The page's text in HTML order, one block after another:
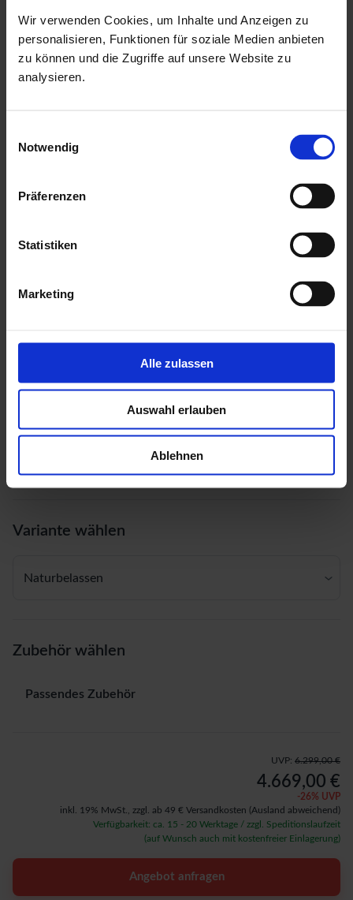
Wir verwenden Cookies, um Inhalte und Anzeigen zu
personalisieren, Funktionen für soziale Medien anbieten
zu können und die Zugriffe auf unsere Website zu
analysieren.
Notwendig
Präferenzen
Statistiken
Marketing
Alle zulassen
Auswahl erlauben
Ablehnen
Durchgangsmaße: ca. 88 x 187 cm
3 Schiebeflügeln
Mehr zu HGM Gartenhäuser
Variante wählen
Naturbelassen
Zubehör wählen
Passendes Zubehör
UVP: 6.299,00 €
4.669,00 €
-26% UVP
inkl. 19% MwSt., zzgl. ab 49 € Versandkosten (Ausland abweichend)
Verfügbarkeit: ca. 15 - 20 Werktage / zzgl. Speditionslaufzeit
(auf Wunsch auch mit kostenfreier Einlagerung)
Angebot anfragen